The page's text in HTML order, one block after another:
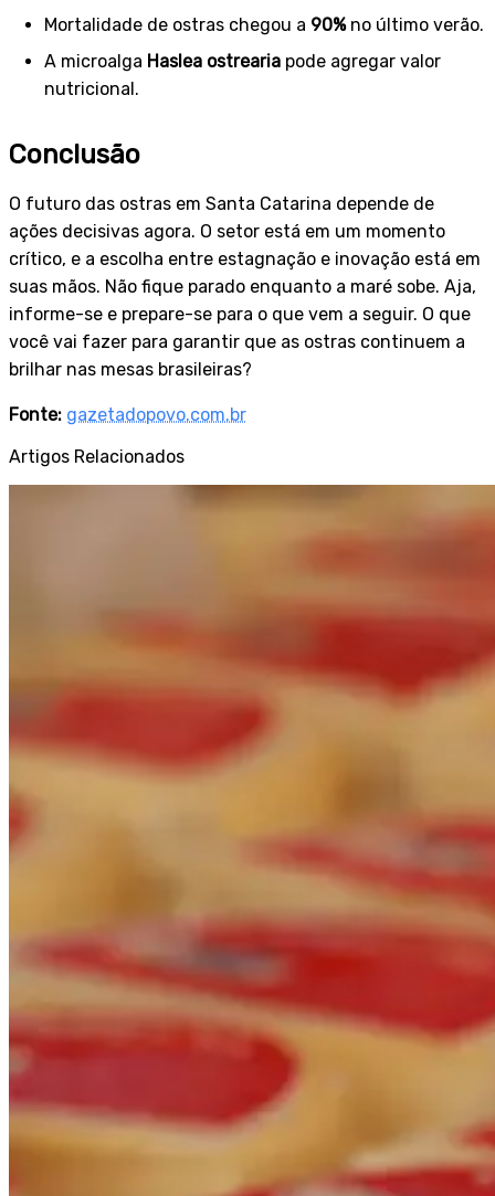
Mortalidade de ostras chegou a 90%no último verão.
A microalga Haslea ostrearia pode agregar valor
nutricional.
Conclusão
O futuro das ostras em Santa Catarina depende de
ações decisivas agora. O setor está em um momento
crítico, e a escolha entre estagnação e inovação está em
suas mãos. Não fique parado enquanto a maré sobe. Aja,
informe-se e prepare-se para o que vem a seguir. O que
você vai fazer para garantir que as ostras continuem a
brilhar nas mesas brasileiras?
Fonte: gazetadopovo.com.br
Artigos Relacionados